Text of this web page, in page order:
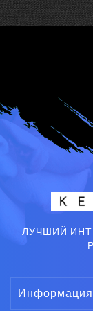
ЛУЧШИЙ
Информация